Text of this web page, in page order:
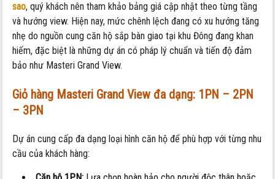
sao, quý khách nên tham khảo bảng giá cập nhật theo từng tầng
và hướng view. Hiện nay, mức chênh lệch đang có xu hướng tăng
nhẹ do nguồn cung căn hộ sắp bàn giao tại khu Đông đang khan
hiếm, đặc biệt là những dự án có pháp lý chuẩn và tiến độ đảm
bảo như Masteri Grand View.
Giỏ hàng Masteri Grand View đa dạng: 1PN – 2PN
– 3PN
Dự án cung cấp đa dạng loại hình căn hộ để phù hợp với từng nhu
cầu của khách hàng: